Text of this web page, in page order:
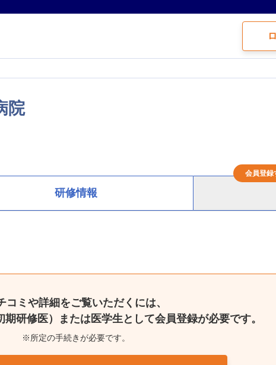
院
研修情報
会員登録
コミや詳細をご覧いただくには、
研修医）または医学生として会員登録が必要です。
※所定の手続きが必要です。